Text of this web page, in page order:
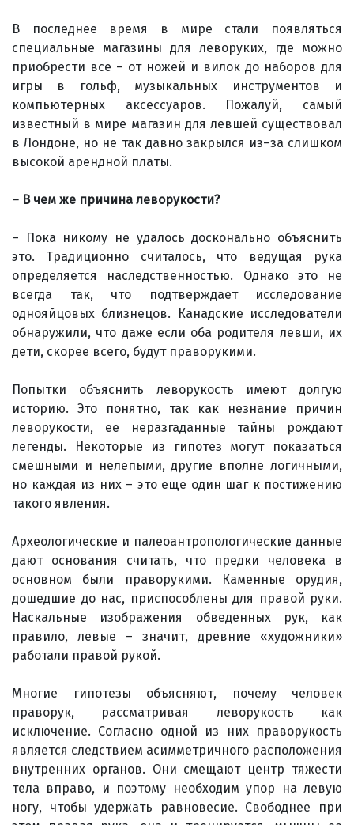
В последнее время в мире стали появляться
специальные магазины для леворуких, где можно
приобрести все – от ножей и вилок до наборов для
игры в гольф, музыкальных инструментов и
компьютерных аксессуаров. Пожалуй, самый
известный в мире магазин для левшей существовал
в Лондоне, но не так давно закрылся из–за слишком
высокой арендной платы.
– В чем же причина леворукости?
– Пока никому не удалось досконально объяснить
это. Традиционно считалось, что ведущая рука
определяется наследственностью. Однако это не
всегда так, что подтверждает исследование
однояйцовых близнецов. Канадские исследователи
обнаружили, что даже если оба родителя левши, их
дети, скорее всего, будут праворукими.
Попытки объяснить леворукость имеют долгую
историю. Это понятно, так как незнание причин
леворукости, ее неразгаданные тайны рождают
легенды. Некоторые из гипотез могут показаться
смешными и нелепыми, другие вполне логичными,
но каждая из них – это еще один шаг к постижению
такого явления.
Археологические и палеоантропологические данные
дают основания считать, что предки человека в
основном были праворукими. Каменные орудия,
дошедшие до нас, приспособлены для правой руки.
Наскальные изображения обведенных рук, как
правило, левые – значит, древние «художники»
работали правой рукой.
Многие гипотезы объясняют, почему человек
праворук, рассматривая леворукость как
исключение. Согласно одной из них праворукость
является следствием асимметричного расположения
внутренних органов. Они смещают центр тяжести
тела вправо, и поэтому необходим упор на левую
ногу, чтобы удержать равновесие. Свободнее при